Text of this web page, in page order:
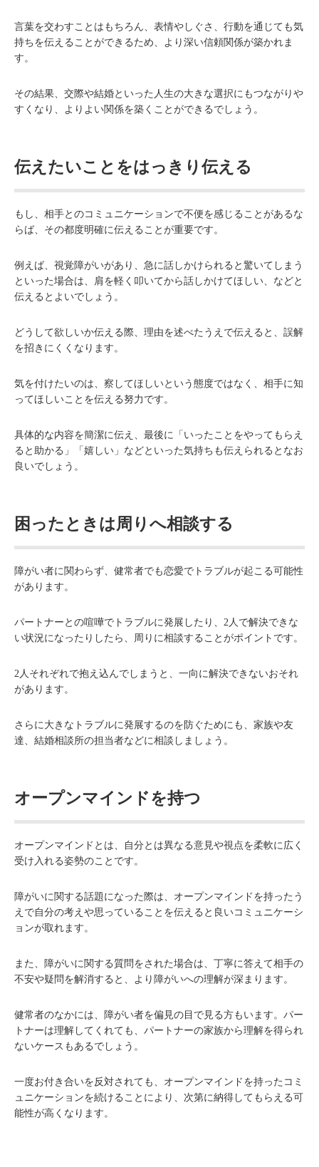
言葉を交わすことはもちろん、表情やしぐさ、行動を通じても気
持ちを伝えることができるため、より深い信頼関係が築かれま
す。
その結果、交際や結婚といった人生の大きな選択にもつながりや
すくなり、よりよい関係を築くことができるでしょう。
伝えたいことをはっきり伝える
もし、相手とのコミュニケーションで不便を感じることがあるな
らば、その都度明確に伝えることが重要です。
例えば、視覚障がいがあり、急に話しかけられると驚いてしまう
といった場合は、肩を軽く叩いてから話しかけてほしい、などと
伝えるとよいでしょう。
どうして欲しいか伝える際、理由を述べたうえで伝えると、誤解
を招きにくくなります。
気を付けたいのは、察してほしいという態度ではなく、相手に知
ってほしいことを伝える努力です。
具体的な内容を簡潔に伝え、最後に「いったことをやってもらえ
ると助かる」「嬉しい」などといった気持ちも伝えられるとなお
良いでしょう。
困ったときは周りへ相談する
障がい者に関わらず、健常者でも恋愛でトラブルが起こる可能性
があります。
パートナーとの喧嘩でトラブルに発展したり、2人で解決できな
い状況になったりしたら、周りに相談することがポイントです。
2人それぞれで抱え込んでしまうと、一向に解決できないおそれ
があります。
さらに大きなトラブルに発展するのを防ぐためにも、家族や友
達、結婚相談所の担当者などに相談しましょう。
オープンマインドを持つ
オープンマインドとは、自分とは異なる意見や視点を柔軟に広く
受け入れる姿勢のことです。
障がいに関する話題になった際は、オープンマインドを持ったう
えで自分の考えや思っていることを伝えると良いコミュニケーシ
ョンが取れます。
また、障がいに関する質問をされた場合は、丁寧に答えて相手の
不安や疑問を解消すると、より障がいへの理解が深まります。
健常者のなかには、障がい者を偏見の目で見る方もいます。パー
トナーは理解してくれても、パートナーの家族から理解を得られ
ないケースもあるでしょう。
一度お付き合いを反対されても、オープンマインドを持ったコミ
ュニケーションを続けることにより、次第に納得してもらえる可
能性が高くなります。